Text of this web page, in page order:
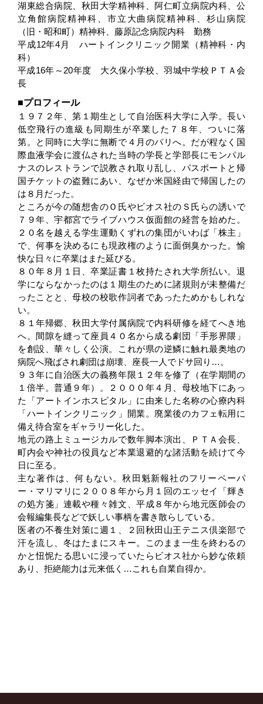
湖東総合病院、秋田大学精神科、阿仁町立病院内科、公
立角館病院精神科、市立大曲病院精神科、杉山病院
（旧・昭和町）精神科、藤原記念病院内科 勤務
平成12年4月 ハートインクリニック開業（精神科・内
科）
平成16年～20年度 大久保小学校、羽城中学校ＰＴＡ会
長
プロフィール
１９７２年、第１期生として自治医科大学に入学。長い
低空飛行の進級も同期生が卒業した７８年、ついに落
第。と同時に大学に無断で４月のパリへ。だが程なく国
際血液学会に渡仏された当時の学長と学部長にモンパル
ナスのレストランで説教され取り乱し、パスポートと帰
国チケットの盗難にあい、なぜか米国経由で帰国したの
は８月だった。
ところが今の随想舎のＯ氏やビオス社のＳ氏らの誘いで
７９年、宇都宮でライブハウス仮面館の経営を始めた。
２０名を越える学生運動くずれの集団がいわば「株主」
で、何事を決めるにも現政権のように面倒臭かった。愉
快な日々に卒業はまた延びる。
８０年８月１日、卒業証書１枚持たされ大学所払い。退
学にならなかったのは１期生のために諸規則が未整備だ
ったことと、母校の校歌作詞者であったためかもしれな
い。
８１年帰郷、秋田大学付属病院で内科研修を経てへき地
へ。間隙を縫って座員４０名から成る劇団「手形界隈」
を創設、華々しく公演。これが県の逆鱗に触れ最奥地の
病院へ飛ばされ劇団は崩壊、座長一人でドサ回り…。
９３年に自治医大の義務年限１２年を修了（在学期間の
１倍半。普通９年）。２０００年４月、母校地下にあっ
た「アートインホスピタル」に由来した名称の心療内科
「ハートインクリニック」開業。廃業後のカフェ転用に
備え待合室をギャラリー化した。
地元の路上ミュージカルで数年脚本演出、ＰＴＡ会長、
町内会や神社の役員など本業退避的な諸活動を続けて今
日に至る。
主な著作は、何もない。秋田魁新報社のフリーペーパ
ー・マリマリに２００８年から月１回のエッセイ「輝き
の処方箋」連載や種々雑文、平成８年から地元医師会の
会報編集長などで妖しい事柄を書き散らしている。
医者の不養生対策に週１、２回秋田山王テニス倶楽部で
汗を流し、冬はたまにスキー。このまま一生を終わるの
かと忸怩たる思いに浸っていたらビオス社から妙な依頼
あり、拒絶能力は元来低く…これも自業自得か。